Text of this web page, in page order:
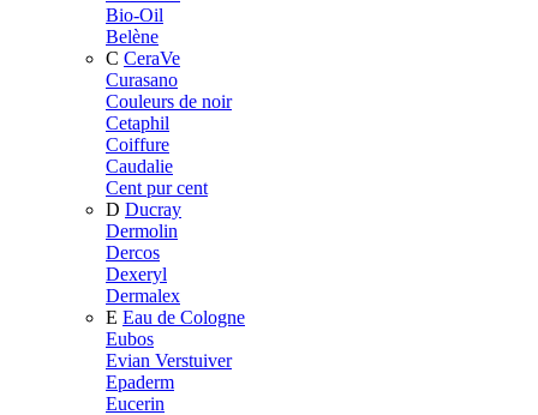
Bio-Oil
Belène
C CeraVe
Curasano
Couleurs de noir
Cetaphil
Coiffure
Caudalie
Cent pur cent
D Ducray
Dermolin
Dercos
Dexeryl
Dermalex
E Eau de Cologne
Eubos
Evian Verstuiver
Epaderm
Eucerin